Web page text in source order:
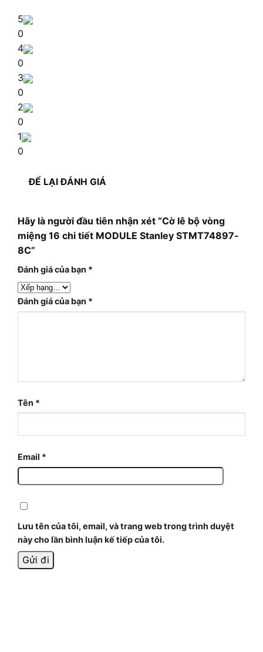
5
0
4
0
3
0
2
0
1
0
ĐỂ LẠI ĐÁNH GIÁ
Hãy là người đầu tiên nhận xét “Cờ lê bộ vòng
miệng 16 chi tiết MODULE Stanley STMT74897-
8C”
Đánh giá của bạn *
Đánh giá của bạn *
Tên *
Email *
Lưu tên của tôi, email, và trang web trong trình duyệt
này cho lần bình luận kế tiếp của tôi.